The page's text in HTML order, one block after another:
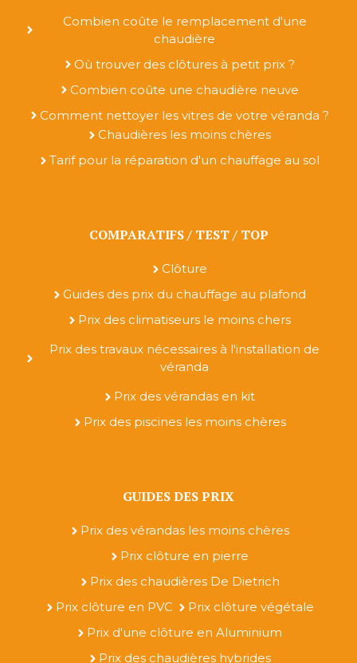
Combien coûte le remplacement d'une
chaudière
Où trouver des clôtures à petit prix ?
Combien coûte une chaudière neuve
Comment nettoyer les vitres de votre véranda ?
Chaudières les moins chères
Tarif pour la réparation d'un chauffage au sol
COMPARATIFS / TEST / TOP
Clôture
Guides des prix du chauffage au plafond
Prix des climatiseurs le moins chers
Prix des travaux nécessaires à l'installation de
véranda
Prix des vérandas en kit
Prix des piscines les moins chères
GUIDES DES PRIX
Prix des vérandas les moins chères
Prix clôture en pierre
Prix des chaudières De Dietrich
Prix clôture en PVC
Prix clôture végétale
Prix d'une clôture en Aluminium
Prix des chaudières hybrides